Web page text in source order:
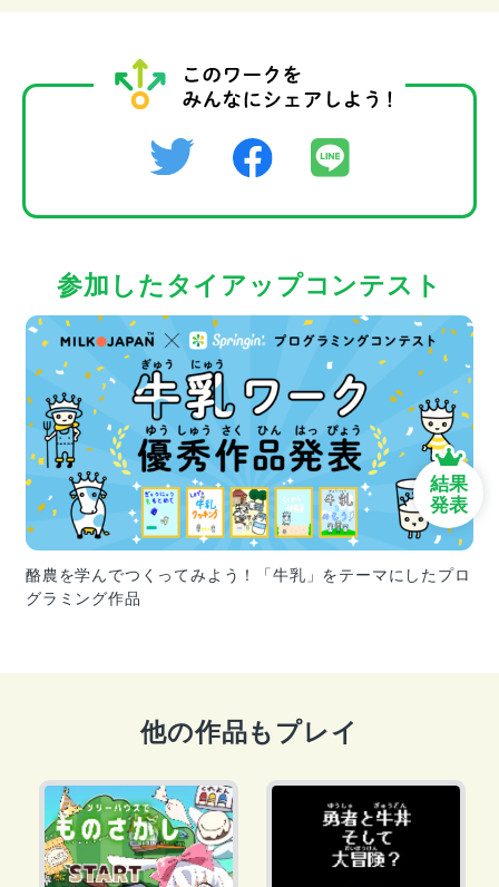
参加したタイアップコンテスト
酪農を学んでつくってみよう！「牛乳」をテーマにしたプロ
グラミング作品
結果
発表
他の作品もプレイ